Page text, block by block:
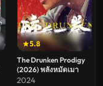
5.8
The Drunken Prodigy
(2026) พลังหมัดเมา
2024